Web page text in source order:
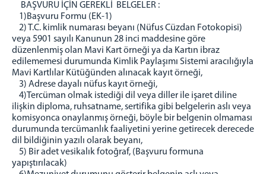
BAŞVURU İÇİN GEREKLİ BELGELER :
1)Başvuru Formu (EK-1)
2) T.C. kimlik numarası beyanı (Nüfus Cüzdan Fotokopisi)
veya 5901 sayılı Kanunun 28 inci maddesine göre
düzenlenmiş olan Mavi Kart örneği ya da Kartın ibraz
edilememesi durumunda Kimlik Paylaşımı Sistemi aracılığıyla
Mavi Kartlılar Kütüğünden alınacak kayıt örneği,
3) Adrese dayalı nüfus kayıt örneği,
4)Tercüman olmak istediği dil veya diller ile işaret diline
ilişkin diploma, ruhsatname, sertifika gibi belgelerin aslı veya
komisyonca onaylanmış örneği, böyle bir belgenin olmaması
durumunda tercümanlık faaliyetini yerine getirecek derecede
dil bildiğinin yazılı olarak beyanı,
5) Bir adet vesikalık fotoğraf, (Başvuru formuna
yapıştırılacak)